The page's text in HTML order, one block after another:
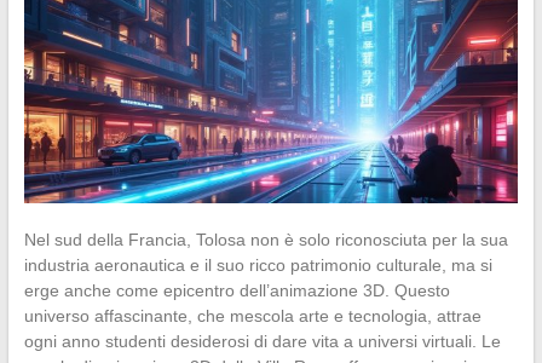
Nel sud della Francia, Tolosa non è solo riconosciuta per la sua
industria aeronautica e il suo ricco patrimonio culturale, ma si
erge anche come epicentro dell’animazione 3D. Questo
universo affascinante, che mescola arte e tecnologia, attrae
ogni anno studenti desiderosi di dare vita a universi virtuali. Le